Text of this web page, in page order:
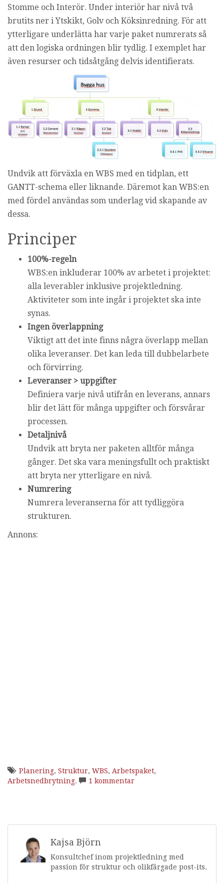
Stomme och Interör. Under interiör har nivå två
brutits ner i Ytskikt, Golv och Köksinredning. För att
ytterligare underlätta har varje paket numrerats så
att den logiska ordningen blir tydlig. I exemplet har
även resurser och tidsåtgång delvis identifierats.
Undvik att förväxla en WBS med en tidplan, ett
GANTT-schema eller liknande. Däremot kan WBS:en
med fördel användas som underlag vid skapande av
dessa.
Principer
100%-regeln
WBS:en inkluderar 100% av arbetet i projektet:
alla leverabler inklusive projektledning.
Aktiviteter som inte ingår i projektet ska inte
synas.
Ingen överlappning
Viktigt att det inte finns några överlapp mellan
olika leveranser. Det kan leda till dubbelarbete
och förvirring.
Leveranser > uppgifter
Definiera varje nivå utifrån en leverans, annars
blir det lätt för många uppgifter och försvårar
processen.
Detaljnivå
Undvik att bryta ner paketen alltför många
gånger. Det ska vara meningsfullt och praktiskt
att bryta ner ytterligare en nivå.
Numrering
Numrera leveranserna för att tydliggöra
strukturen.
Annons:
Planering, Struktur, WBS, Arbetspaket,
Arbetsnedbrytning. 1 kommentar
Kajsa Björn
Konsultchef inom projektledning med
passion för struktur och olikfärgade post-its.